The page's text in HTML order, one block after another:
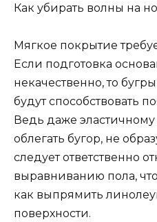
Как убирать волны на
Мягкое покрытие
Если подготовка
некачественно, то
будут способствовать
Ведь даже
облегать бугор, не
следует ответственно
выравниванию пола,
как выпрямить
поверхности.